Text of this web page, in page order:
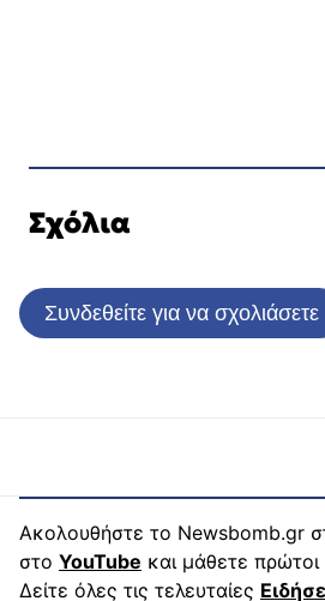
Σχόλια
Συνδεθείτε για να σχολιάσετε
Ακολουθήστε το Newsbomb.gr
στο YouTube και μάθετε πρώτοι
Δείτε όλες τις τελευταίες